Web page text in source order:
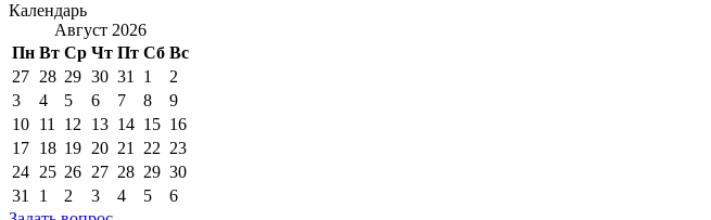
Календарь
Август 2026
Пн Вт Ср Чт Пт Сб Вс
27 28 29 30 31 1
2
3
4 5 6 7 8
9
10 11 12 13 14 15 16
17 18 19 20 21 22 23
24 25 26 27 28 29 30
31
1 2 3 4 5
6